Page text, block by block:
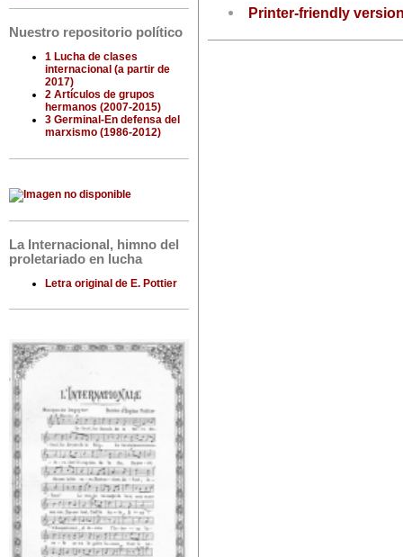
Nuestro repositorio político
1 Lucha de clases
internacional (a partir de
2017)
2 Artículos de grupos
hermanos (2007-2015)
3 Germinal-En defensa del
marxismo (1986-2012)
La Internacional, himno del
proletariado en lucha
Letra original de E. Pottier
Printer-friendly